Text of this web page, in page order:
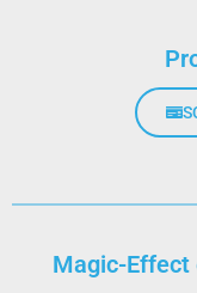
Magic-Effect